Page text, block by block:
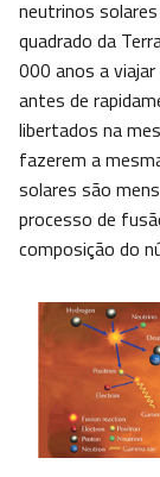
neutrinos
quadrado da
000 anos a
antes de
libertados na
fazerem a
solares são
processo de
composição do